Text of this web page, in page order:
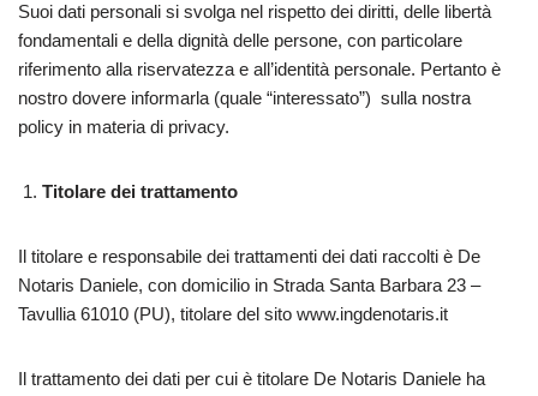
Suoi dati personali si svolga nel rispetto dei diritti, delle libertà
fondamentali e della dignità delle persone, con particolare
riferimento alla riservatezza e all’identità personale. Pertanto è
nostro dovere informarla (quale “interessato”) sulla nostra
policy in materia di privacy.
Titolare dei trattamento
Il titolare e responsabile dei trattamenti dei dati raccolti è De
Notaris Daniele, con domicilio in Strada Santa Barbara 23 –
Tavullia 61010 (PU), titolare del sito www.ingdenotaris.it
Il trattamento dei dati per cui è titolare De Notaris Daniele ha